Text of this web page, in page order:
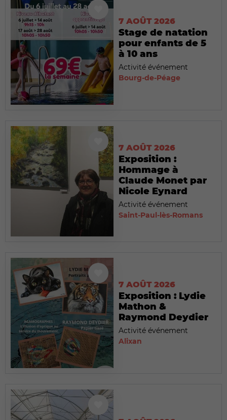
7 AOÛT 2026
Stage de natation
pour enfants de 5
à 10 ans
Activité événement
Bourg-de-Péage
7 AOÛT 2026
Exposition :
Hommage à
Claude Monet par
Nicole Eynard
Activité événement
Saint-Paul-lès-Romans
7 AOÛT 2026
Exposition : Lydie
Mathon &
Raymond Deydier
Activité événement
Alixan